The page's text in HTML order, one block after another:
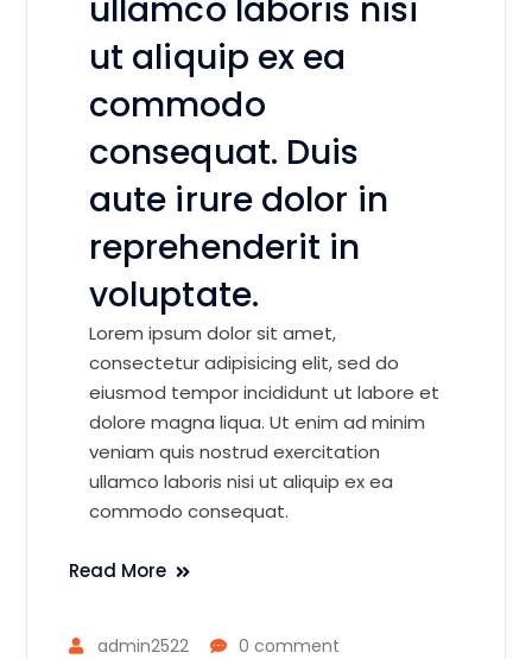
ut aliquip ex ea
commodo
consequat. Duis
aute irure dolor in
reprehenderit in
voluptate.
Lorem ipsum dolor sit amet,
consectetur adipisicing elit, sed do
eiusmod tempor incididunt ut labore et
dolore magna liqua. Ut enim ad minim
veniam quis nostrud exercitation
ullamco laboris nisi ut aliquip ex ea
commodo consequat.
Read More
admin2522
0 comment